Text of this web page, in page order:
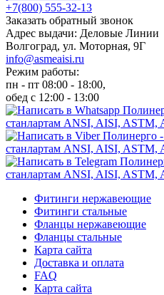
+7(800) 555-32-13
Заказать обратный звонок
Адрес выдачи: Деловые Линии
Волгоград, ул. Моторная, 9Г
info@asmeaisi.ru
Режим работы:
пн - пт 08:00 - 18:00,
обед с 12:00 - 13:00
Фитинги нержавеющие
Фитинги стальные
Фланцы нержавеющие
Фланцы стальные
Карта сайта
Доставка и оплата
FAQ
Карта сайта